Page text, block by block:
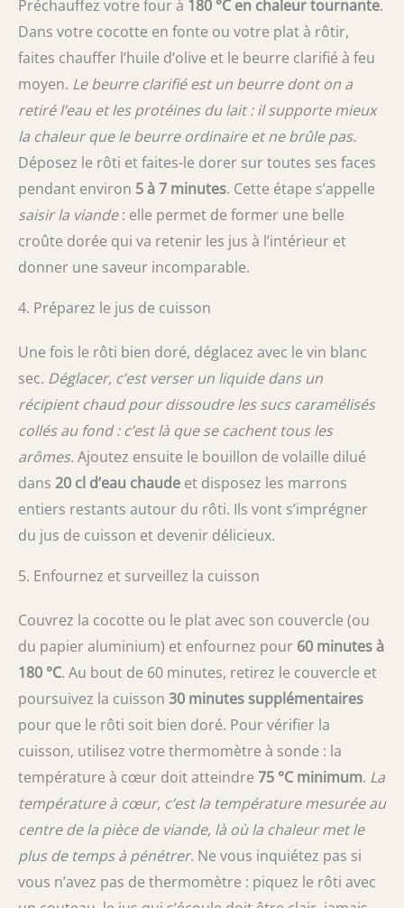
Préchauffez votre four à 180 °C en chaleur tournante.
Dans votre cocotte en fonte ou votre plat à rôtir,
faites chauffer l’huile d’olive et le beurre clarifié à feu
moyen. Le beurre clarifié est un beurre dont on a
retiré l’eau et les protéines du lait : il supporte mieux
la chaleur que le beurre ordinaire et ne brûle pas.
Déposez le rôti et faites-le dorer sur toutes ses faces
pendant environ 5 à 7 minutes. Cette étape s’appelle
saisir la viande: elle permet de former une belle
croûte dorée qui va retenir les jus à l’intérieur et
donner une saveur incomparable.
4. Préparez le jus de cuisson
Une fois le rôti bien doré, déglacez avec le vin blanc
sec. Déglacer, c’est verser un liquide dans un
récipient chaud pour dissoudre les sucs caramélisés
collés au fond : c’est là que se cachent tous les
arômes. Ajoutez ensuite le bouillon de volaille dilué
dans 20 cl d’eau chaude et disposez les marrons
entiers restants autour du rôti. Ils vont s’imprégner
du jus de cuisson et devenir délicieux.
5. Enfournez et surveillez la cuisson
Couvrez la cocotte ou le plat avec son couvercle (ou
du papier aluminium) et enfournez pour 60 minutes à
180 °C. Au bout de 60 minutes, retirez le couvercle et
poursuivez la cuisson 30 minutes supplémentaires
pour que le rôti soit bien doré. Pour vérifier la
cuisson, utilisez votre thermomètre à sonde : la
température à cœur doit atteindre 75 °C minimum. La
température à cœur, c’est la température mesurée au
centre de la pièce de viande, là où la chaleur met le
plus de temps à pénétrer. Ne vous inquiétez pas si
vous n’avez pas de thermomètre : piquez le rôti avec